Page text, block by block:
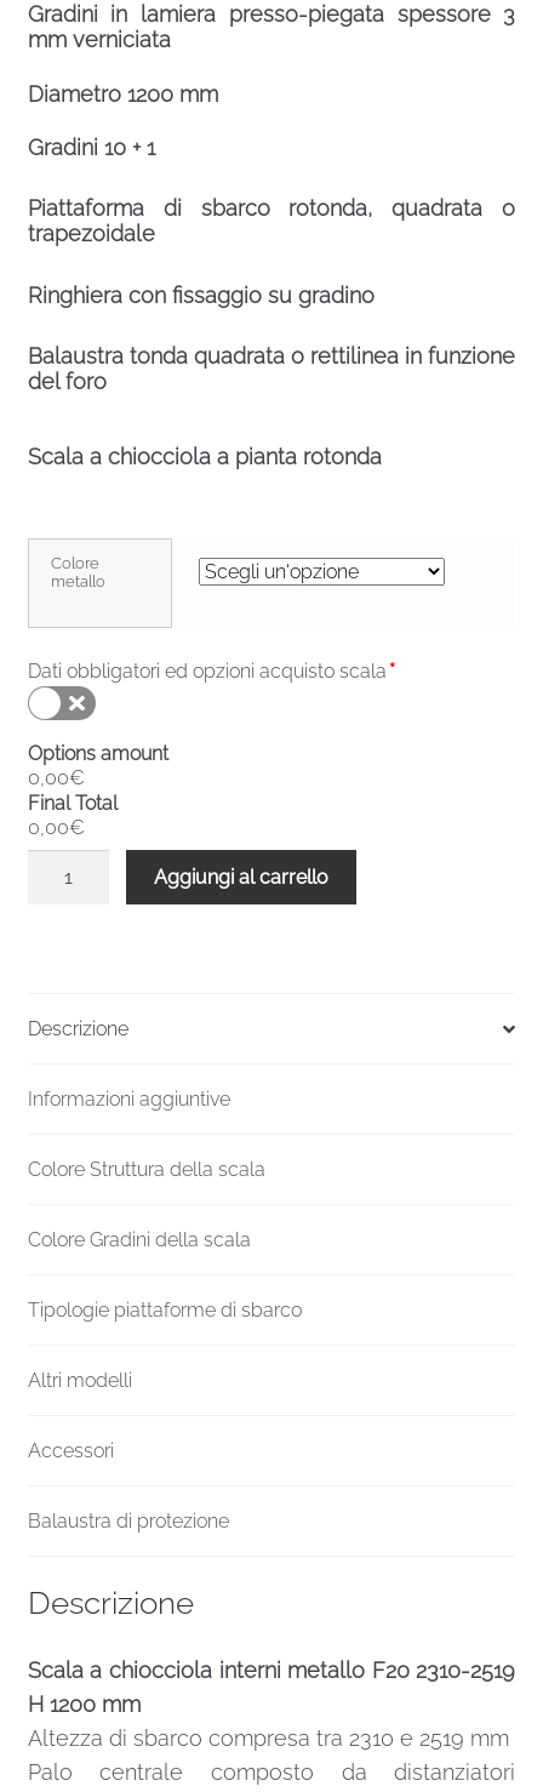
Gradini in lamiera presso-piegata spessore 3
mm verniciata
Diametro 1200 mm
Gradini 10 + 1
Piattaforma di sbarco rotonda, quadrata o
trapezoidale
Ringhiera con fissaggio su gradino
Balaustra tonda quadrata o rettilinea in funzione
del foro
Scala a chiocciola a pianta rotonda
Colore
metallo
Dati obbligatori ed opzioni acquisto scala *
Options amount
0,00€
Final Total
0,00€
F20
H
mm
Aggiungi al carrello
Descrizione
Informazioni aggiuntive
Colore Struttura della scala
Colore Gradini della scala
Tipologie piattaforme di sbarco
Altri modelli
Accessori
Balaustra di protezione
Descrizione
Scala a chiocciola interni metallo F20 2310-2519
H 1200 mm
Altezza di sbarco compresa tra 2310 e 2519 mm
Palo centrale composto da distanziatori